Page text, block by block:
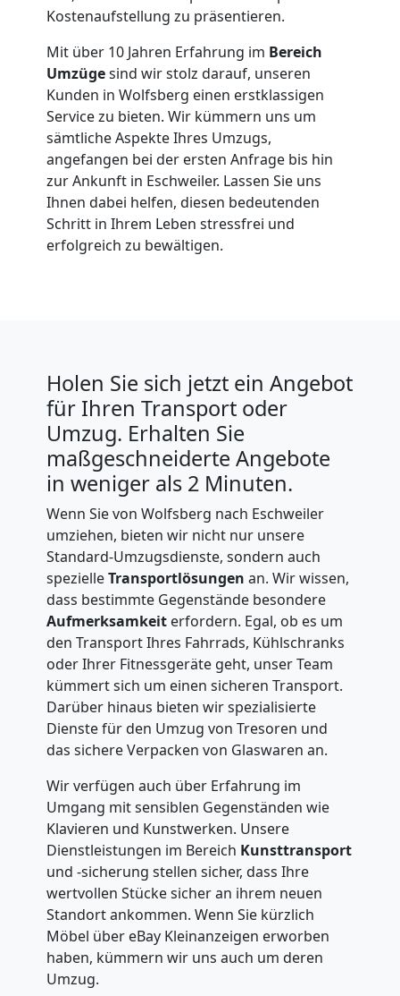
Kostenaufstellung zu präsentieren.
Mit über 10 Jahren Erfahrung im Bereich
Umzügesind wir stolz darauf, unseren
Kunden in Wolfsberg einen erstklassigen
Service zu bieten. Wir kümmern uns um
sämtliche Aspekte Ihres Umzugs,
angefangen bei der ersten Anfrage bis hin
zur Ankunft in Eschweiler. Lassen Sie uns
Ihnen dabei helfen, diesen bedeutenden
Schritt in Ihrem Leben stressfrei und
erfolgreich zu bewältigen.
Holen Sie sich jetzt ein Angebot
für Ihren Transport oder
Umzug. Erhalten Sie
maßgeschneiderte Angebote
in weniger als 2 Minuten.
Wenn Sie von Wolfsberg nach Eschweiler
umziehen, bieten wir nicht nur unsere
Standard-Umzugsdienste, sondern auch
spezielleTransportlösungen an. Wir wissen,
dass bestimmte Gegenstände besondere
Aufmerksamkeit erfordern. Egal, ob es um
den Transport Ihres Fahrrads, Kühlschranks
oder Ihrer Fitnessgeräte geht, unser Team
kümmert sich um einen sicheren Transport.
Darüber hinaus bieten wir spezialisierte
Dienste für den Umzug von Tresoren und
das sichere Verpacken von Glaswaren an.
Wir verfügen auch über Erfahrung im
Umgang mit sensiblen Gegenständen wie
Klavieren und Kunstwerken. Unsere
Dienstleistungen im Bereich Kunsttransport
und -sicherung stellen sicher, dass Ihre
wertvollen Stücke sicher an ihrem neuen
Standort ankommen. Wenn Sie kürzlich
Möbel über eBay Kleinanzeigen erworben
haben, kümmern wir uns auch um deren
Umzug.